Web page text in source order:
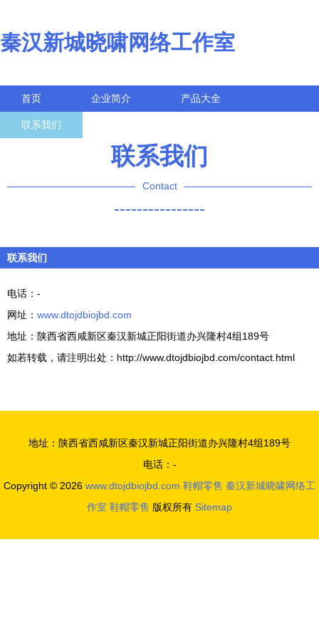
秦汉新城晓啸网络工作室
首页 企业简介 产品大全
联系我们
联系我们
Contact
----------------
联系我们
电话：-
网址： www.dtojdbiojbd.com
地址：陕西省西咸新区秦汉新城正阳街道办兴隆村4组189号
如若转载，请注明出处：http://www.dtojdbiojbd.com/contact.html
地址：陕西省西咸新区秦汉新城正阳街道办兴隆村4组189号
电话：-
Copyright © 2026 www.dtojdbiojbd.com 鞋帽零售 秦汉新城晓啸网络工
作室 鞋帽零售 版权所有 Sitemap